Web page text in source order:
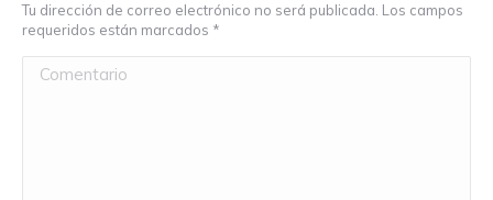
Tu dirección de correo electrónico no será publicada. Los campos
requeridos están marcados *
Comentario